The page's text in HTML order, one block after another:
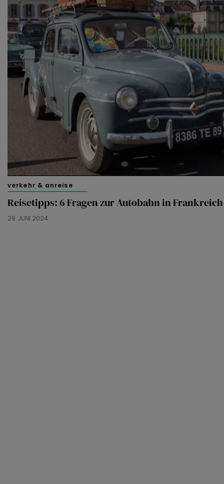
verkehr & anreise
Reisetipps: 6 Fragen zur Autobahn in Frankreich
29. JUNI 2024